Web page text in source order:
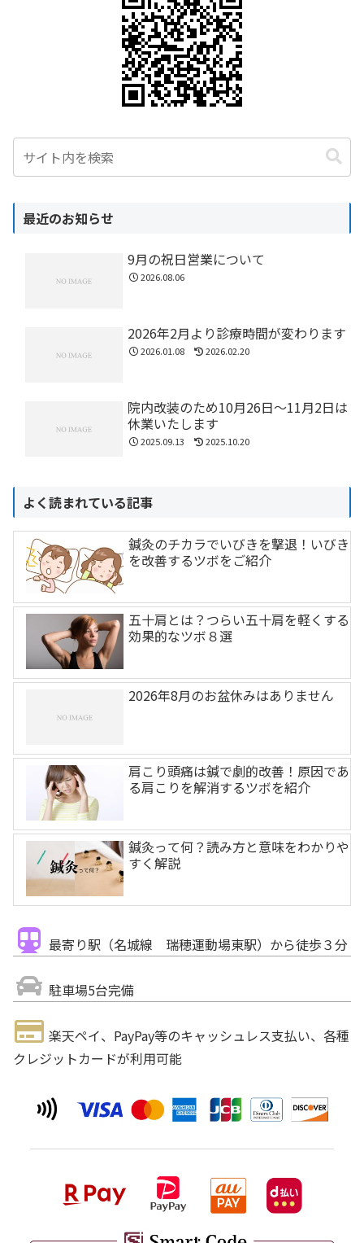
最近のお知らせ
9月の祝日営業について
2026.08.06
2026年2月より診療時間が変わります
2026.01.08 2026.02.20
院内改装のため10月26日〜11月2日は
休業いたします
2025.09.13 2025.10.20
よく読まれている記事
鍼灸のチカラでいびきを撃退！いびき
を改善するツボをご紹介
五十肩とは？つらい五十肩を軽くする
効果的なツボ８選
2026年8月のお盆休みはありません
肩こり頭痛は鍼で劇的改善！原因であ
る肩こりを解消するツボを紹介
鍼灸って何？読み方と意味をわかりや
すく解説
最寄り駅（名城線 瑞穂運動場東駅）から徒歩３分
駐車場5台完備
楽天ペイ、PayPay等のキャッシュレス支払い、各種
クレジットカードが利用可能